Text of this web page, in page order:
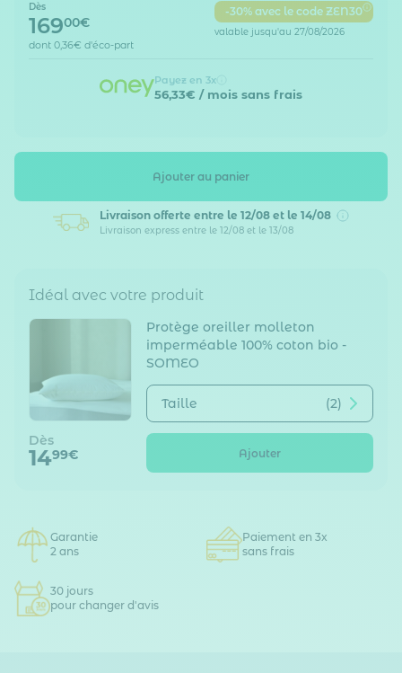
Dès
16900€
dont 0,36€ d'éco-part
-30% avec le code ZEN30
valable jusqu'au 27/08/2026
Payez en 3x
56,33€ / mois sans frais
Ajouter au panier
Livraison offerte entre le 12/08 et le 14/08
Livraison express entre le 12/08 et le 13/08
Idéal avec votre produit
Protège oreiller molleton
imperméable 100% coton bio -
SOMEO
Taille (2)
Dès
1499€ Ajouter
Garantie
2 ans
Paiement en 3x
sans frais
30 jours
pour changer d'avis